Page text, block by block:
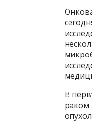
В
раком